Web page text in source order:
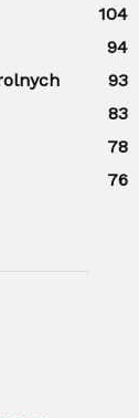
104
94
93
83
78
76